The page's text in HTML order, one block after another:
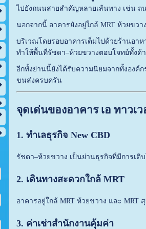
ไปยังถนนสายสำคัญหลายเส้นทาง เช่น
นอกจากนี้ อาคารยังอยู่ใกล้ MRT ห้วยขว
บริเวณโดยรอบอาคารเต็มไปด้วยร้านอาหา
ทำให้พื้นที่รัชดา–ห้วยขวางตอบโจทย์ทั้งด้
อีกทั้งย่านนี้ยังได้รับความนิยมจากทั้งองค์
ขนส่งครบครัน
จุดเด่นของอาคาร เอ ทาวเว
1. ทำเลธุรกิจ New CBD
รัชดา–ห้วยขวาง เป็นย่านธุรกิจที่มีการเติ
2. เดินทางสะดวกใกล้ MRT
อาคารอยู่ใกล้ MRT ห้วยขวาง และ MRT
3. ค่าเช่าสำนักงานคุ้มค่า